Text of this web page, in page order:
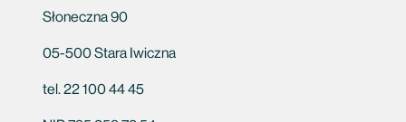
Słoneczna 90
05-500 Stara Iwiczna
tel. 22 100 44 45